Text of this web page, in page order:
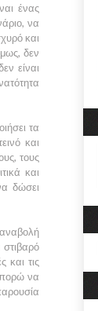
ένας
να
και
δεν
είναι
τα
και
τους
και
δώσει
και τις
να